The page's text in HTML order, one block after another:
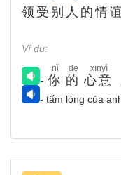
领受别人的情
Ví dụ:
- 你
nǐ
的
de
心意
xīnyì
- tấm lòng của